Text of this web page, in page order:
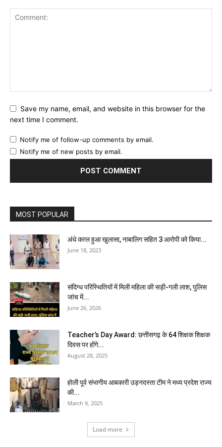
Save my name, email, and website in this browser for the
next time I comment.
Notify me of follow-up comments by email.
Notify me of new posts by email.
MOST POPULAR
अंधे कत्ल हुआ खुलासा, नाबालिग सहित 3 आरोपी को किया...
June 18, 2023
संदिग्ध परिस्थितियों में मिली महिला की सड़ी-गली लाश, पुलिस
जांच में...
June 26, 2026
Teacher’s Day Award: छत्तीसगढ़ के 64 शिक्षक शिक्षक
दिवस पर होंगे...
August 28, 2025
होली पूर्व संभागीय आबकारी उड़नदस्ता टीम ने मध्य प्रदेश राज्य
की...
March 9, 2025
Load more